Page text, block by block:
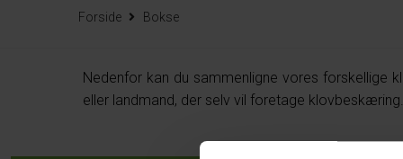
Forside Bokse
Nedenfor kan du sammenligne vores
eller landmand, der selv vil foretage